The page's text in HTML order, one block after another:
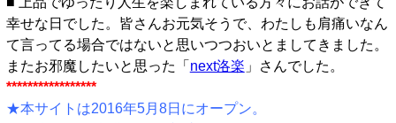
幸せな日でした。皆さんお元気そうで、わたしも肩痛いなん
て言ってる場合ではないと思いつつおいとましてきました。
またお邪魔したいと思った「 next洛楽 」さんでした。
*****************
★本サイトは2016年5月8日にオープン。